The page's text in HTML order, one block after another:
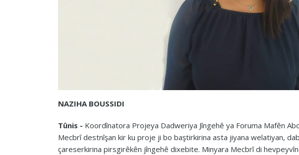
NAZIHA BOUSSIDI
Tûnis - Koordînatora Projeya Dadweriya Jîngehê ya Foruma Mafên
Mecbrî destnîşan kir ku proje ji bo baştirkirina asta jiyana welatiyan,
çareserkirina pirsgirêkên jîngehê dixebite. Minyara Mecbrî di